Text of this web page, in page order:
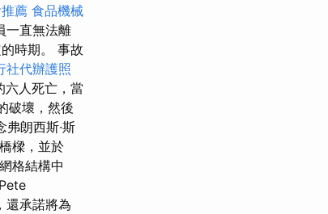
薦 食品機械
一直無法離
時期。 事故
社代辦護照
六人死亡，當
破壞，然後
朗西斯·斯
樑，並於
格結構中
還承諾將為